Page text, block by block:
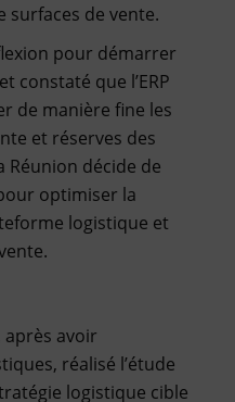
surfaces de vente.
pour démarrer
constaté que l’ERP
de manière fine les
et réserves des
Réunion décide de
optimiser la
logistique et
après avoir
réalisé l’étude
logistique cible